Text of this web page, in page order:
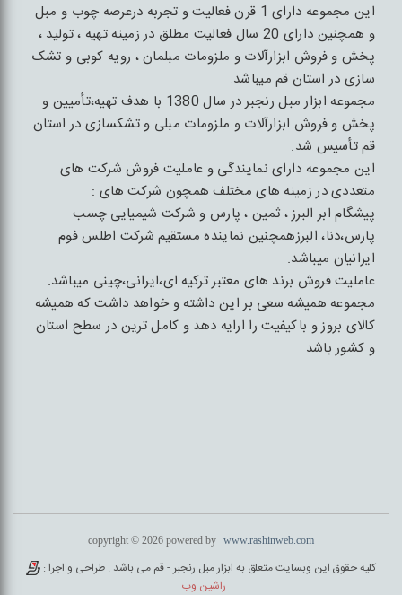
این مجموعه دارای 1 قرن فعالیت و تجربه درعرصه چوب و مبل
و همچنین دارای 20 سال فعالیت مطلق در زمینه تهیه ، تولید ،
پخش و فروش ابزارآلات و ملزومات مبلمان ، رویه کوبی و تشک
سازی در استان قم میباشد.
مجموعه ابزار مبل رنجبر در سال 1380 با هدف تهیه،تأمیین و
پخش و فروش ابزارآلات و ملزومات مبلی و تشکسازی در استان
قم تأسیس شد.
این مجموعه دارای نمایندگی و عاملیت فروش شرکت های
متعددی در زمینه های مختلف همچون شرکت های :
پیشگام ابر البرز ، ثمین ، پارس و شرکت شیمیایی چسب
پارس،دنا، البرزهمچنین نماینده مستقیم شرکت اطلس فوم
ایرانیان میباشد.
عاملیت فروش برند های معتبر ترکیه ای،ایرانی،چینی میباشد.
مجموعه همیشه سعی بر این داشته و خواهد داشت که همیشه
کالای بروز و باکیفیت را ارایه دهد و کامل ترین در سطح استان
و کشور باشد
copyright © 2026 powered by www.rashinweb.com
کلیه حقوق این وبسایت متعلق به ابزار مبل رنجبر - قم می باشد . طراحی و اجرا :
راشین وب